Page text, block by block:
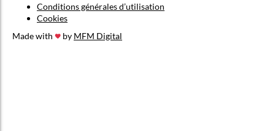
Conditions générales d’utilisation
Cookies
Made with
by MFM Digital